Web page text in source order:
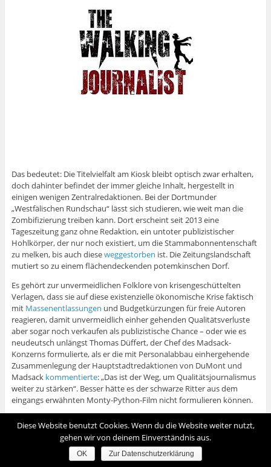
Das bedeutet: Die Titelvielfalt am Kiosk bleibt optisch zwar erhalten,
doch dahinter befindet der immer gleiche Inhalt, hergestellt in
einigen wenigen Zentralredaktionen. Bei der Dortmunder
„Westfälischen Rundschau“ lässt sich studieren, wie weit man die
Zombifizierung treiben kann. Dort erscheint seit 2013 eine
Tageszeitung ganz ohne Redaktion, ein untoter publizistischer
Hohlkörper, der nur noch existiert, um die Stammabonnentenschaft
zu melken, bis auch dieseweggestorben ist. Die Zeitungslandschaft
mutiert so zu einem flächendeckenden potemkinschen Dorf.
Es gehört zur unvermeidlichen Folklore von krisengeschüttelten
Verlagen, dass sie auf diese existenzielle ökonomische Krise faktisch
mit Massenentlassungen und Budgetkürzungen für freie Autoren
reagieren, damit unvermeidlich einher gehenden Qualitätsverluste
aber sogar noch verkaufen als publizistische Chance – oder wie es
neudeutsch unlängst Thomas Düffert, der Chef des Madsack-
Konzerns formulierte, als er die mit Personalabbau einhergehende
Zusammenlegung der Hauptstadtredaktionen von DuMont und
Madsack kommentierte: „Das ist der Weg, um Qualitätsjournalismus
weiter zu stärken“. Besser hätte es der schwarze Ritter aus dem
eingangs erwähnten Monty-Python-Film nicht formulieren können.
der meisten hiesigen Verlagshäuser, dass die Häuser selbst trotz
anders lautender Propaganda nicht mehr erwarten, in Zukunft noch
hauptsächlich mit Qualitätsjournalismus Geld verdienen zu können.
Diese Website benutzt Cookies. Wenn du die Website weiter nutzt,
gehen wir von deinem Einverständnis aus.
OK Zur Datenschutzerklärung